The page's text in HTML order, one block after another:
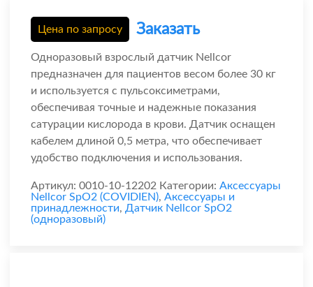
Цена по запросу Заказать
Одноразовый взрослый датчик Nellcor
предназначен для пациентов весом более 30 кг
и используется с пульсоксиметрами,
обеспечивая точные и надежные показания
сатурации кислорода в крови. Датчик оснащен
кабелем длиной 0,5 метра, что обеспечивает
удобство подключения и использования.
Артикул: 0010-10-12202 Категории: Аксессуары
Nellcor SpO2 (COVIDIEN), Аксессуары и
принадлежности, Датчик Nellcor SpO2
(одноразовый)